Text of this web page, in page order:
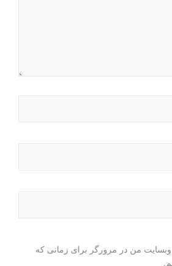
وبسایت من در مرورگر برای زمانی که